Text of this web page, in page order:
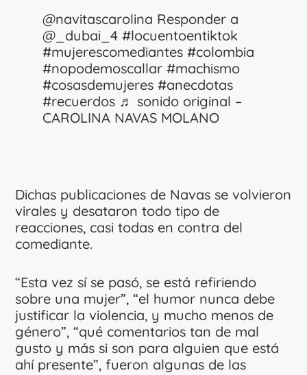
@navitascarolina Responder a
@_dubai_4#locuentoentiktok
#mujerescomediantes #colombia
#nopodemoscallar #machismo
#cosasdemujeres #anecdotas
#recuerdos ♬ sonido original –
CAROLINA NAVAS MOLANO
Dichas publicaciones de Navas se volvieron
virales y desataron todo tipo de
reacciones, casi todas en contra del
comediante.
“Esta vez sí se pasó, se está refiriendo
sobre una mujer”, “el humor nunca debe
justificar la violencia, y mucho menos de
género”, “qué comentarios tan de mal
gusto y más si son para alguien que está
ahí presente”, fueron algunas de las